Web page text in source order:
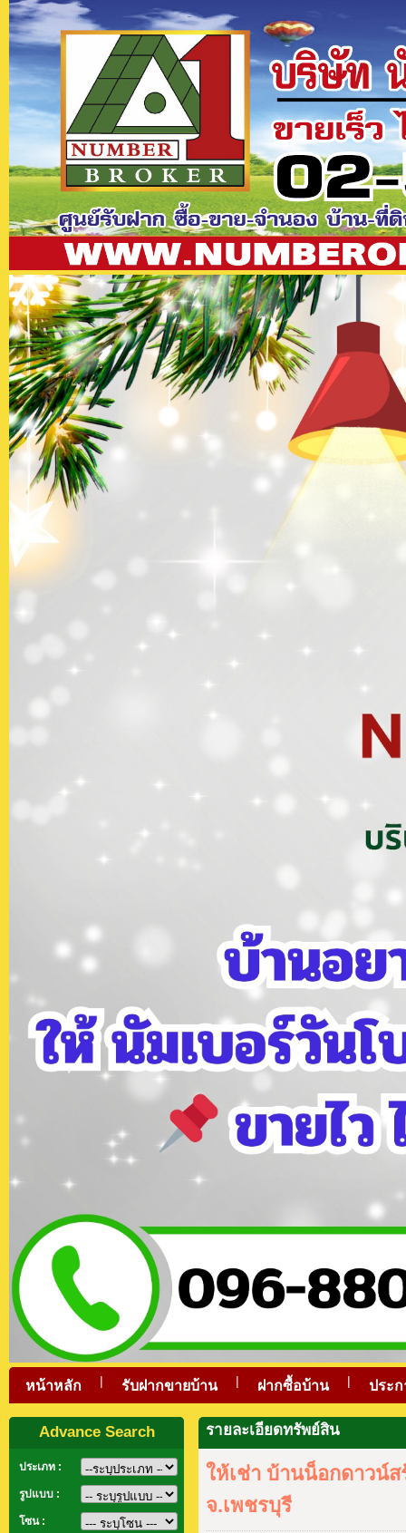
หน้าหลัก | รับฝากขายบ้าน | ฝากซื้อบ้าน | ประ
Advance Search
ประเภท :
รูปแบบ :
โซน :
รายละเอียดทรัพย์สิน
ให้เช่า บ้านน็อกดาวน์
จ.เพชรบุรี